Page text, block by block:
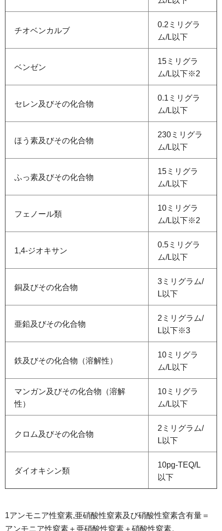
チオベンカルブ
0.2ミリグラ
ム/L以下
ベンゼン
15ミリグラ
ム/L以下※2
セレン及びその化合物
0.1ミリグラ
ム/L以下
ほう素及びその化合物
230ミリグラ
ム/L以下
ふっ素及びその化合物
15ミリグラ
ム/L以下
フェノール類
10ミリグラ
ム/L以下※2
1,4-ジオキサン
0.5ミリグラ
ム/L以下
銅及びその化合物
3ミリグラム/
L以下
亜鉛及びその化合物
2ミリグラム/
L以下※3
鉄及びその化合物（溶解性）
10ミリグラ
ム/L以下
マンガン及びその化合物（溶解
性）
10ミリグラ
ム/L以下
クロム及びその化合物
2ミリグラム/
L以下
ダイオキシン類
10pg-TEQ/L
以下
1アンモニア性窒素,亜硝酸性窒素及び硝酸性窒素含有量＝
アンモニア性窒素＋亜硝酸性窒素＋硝酸性窒素。